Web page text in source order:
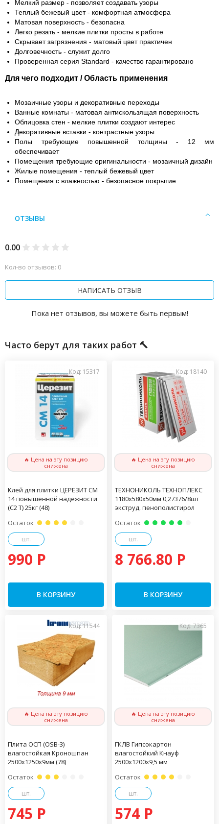
Мелкий размер - позволяет создавать узоры
Теплый бежевый цвет - комфортная атмосфера
Матовая поверхность - безопасна
Легко резать - мелкие плитки просты в работе
Скрывает загрязнения - матовый цвет практичен
Долговечность - служит долго
Проверенная серия Standard - качество гарантировано
Для чего подходит / Область применения
Мозаичные узоры и декоративные переходы
Ванные комнаты - матовая антискользящая поверхность
Облицовка стен - мелкие плитки создают интерес
Декоративные вставки - контрастные узоры
Полы требующие повышенной толщины - 12 мм
обеспечивает
Помещения требующие оригинальности - мозаичный дизайн
Жилые помещения - теплый бежевый цвет
Помещения с влажностью - безопасное покрытие
ОТЗЫВЫ
0.00
Кол-во отзывов: 0
НАПИСАТЬ ОТЗЫВ
Пока нет отзывов, вы можете быть первым!
Часто берут для таких работ 🔨
Код: 15317
🔥 Цена на эту позицию
снижена
Клей для плитки ЦЕРЕЗИТ CM
14 повышенной надежности
(С2 Т) 25кг (48)
Остаток
шт.
990 P
В КОРЗИНУ
Код: 18140
🔥 Цена на эту позицию
снижена
ТЕХНОНИКОЛЬ ТЕХНОПЛЕКС
1180х580х50мм 0,27376/8шт
экструд. пенополистирол
Остаток
шт.
8 766.80 P
В КОРЗИНУ
Код: 11544
🔥 Цена на эту позицию
снижена
Плита ОСП (OSB-3)
влагостойкая Кроношпан
2500х1250х9мм (78)
Остаток
шт.
745 P
Код: 7365
🔥 Цена на эту позицию
снижена
ГКЛВ Гипсокартон
влагостойкий Кнауф
2500х1200х9,5 мм
Остаток
шт.
574 P